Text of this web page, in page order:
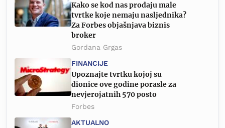
Kako se kod nas prodaju male
tvrtke koje nemaju nasljednika?
Za Forbes objašnjava biznis
broker
Gordana Grgas
FINANCIJE
Upoznajte tvrtku kojoj su
dionice ove godine porasle za
nevjerojatnih 570 posto
Forbes
AKTUALNO